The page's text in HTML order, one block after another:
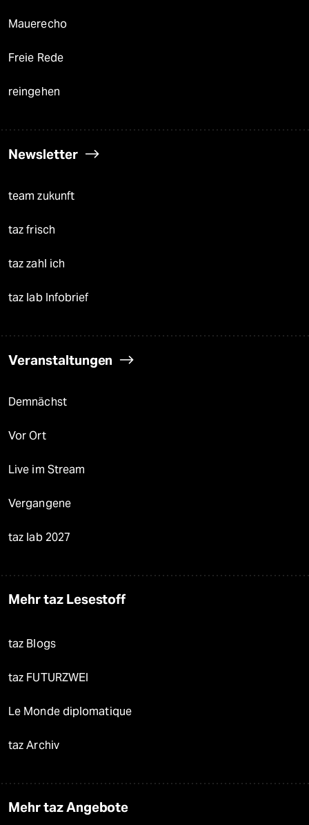
Mauerecho
Freie Rede
reingehen
Newsletter
team zukunft
taz frisch
taz zahl ich
taz lab Infobrief
Veranstaltungen
Demnächst
Vor Ort
Live im Stream
Vergangene
taz lab 2027
Mehr taz Lesestoff
taz Blogs
taz FUTURZWEI
Le Monde diplomatique
taz Archiv
Mehr taz Angebote